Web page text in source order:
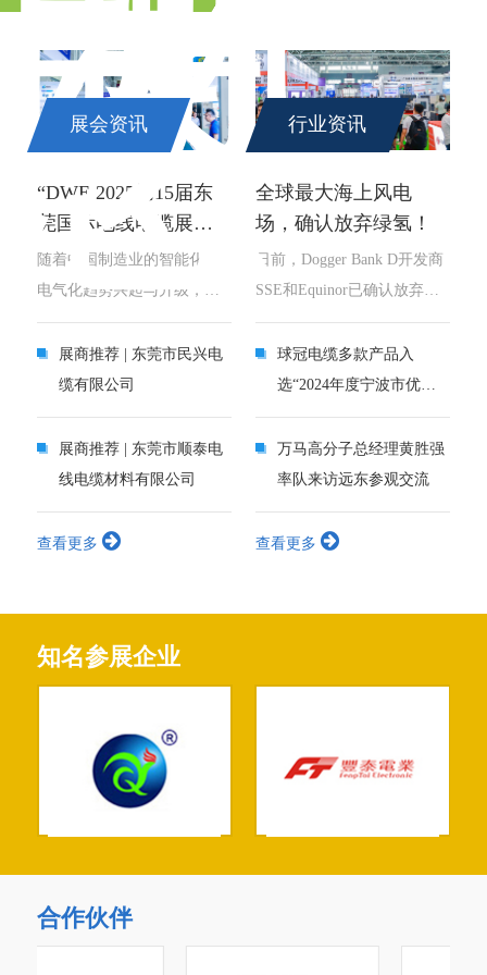
动
态
展会资讯
“DWE 2025第15届东
莞国际电线电缆展览
会”将于2025年03月03-
05日在广东现代国际
街）隆重举办。
随着中国制造业的智能化、
电气化趋势兴起与升级，电
线电缆产业作为工业制造领
域重要的组成部分，也迎来
了飞速发展。东莞作为全球
领先的产业集群，拥有着粤
港澳大湾区得天独厚的区位
为全球电线电缆市场拓展的
展商推荐 | 东莞市民兴电
缆有限公司
展商推荐 | 东莞市顺泰电
线电缆材料有限公司
查看更多
行业资讯
全球最大海上风电
场，确认放弃绿氢！
日前，Dogger Bank D开发商
SSE和Equinor已确认放弃实
施海上风电制氢方案，转而
将全部电力接入电网。
Dogger Bank海上风电场位于
机容量5.6GW，是全球规模
最大的海上风电项目集群。
球冠电缆多款产品入
选“2024年度宁波市优质
产品推荐目录”
万马高分子总经理黄胜强
率队来访远东参观交流
查看更多
知名参展企业
合作伙伴